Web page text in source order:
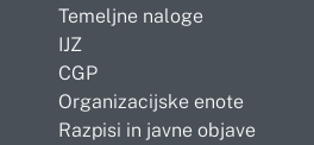
Temeljne naloge
IJZ
CGP
Organizacijske enote
Razpisi in javne objave